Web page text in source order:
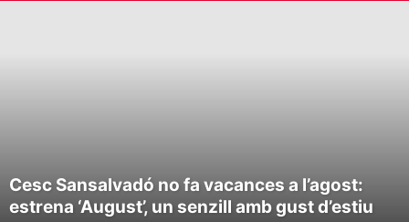
Cesc Sansalvadó no fa vacances a l’agost:
estrena ‘August’, un senzill amb gust d’estiu